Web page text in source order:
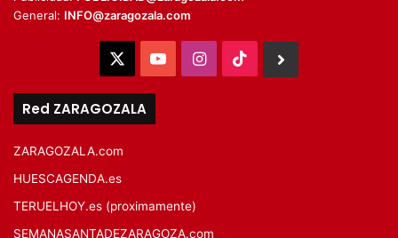
General: INFO@zaragozala.com
YouTubeInstagram
TikTok
Red ZARAGOZALA
ZARAGOZALA.com
HUESCAGENDA.es
TERUELHOY.es (proximamente)
SEMANASANTADEZARAGOZA.com